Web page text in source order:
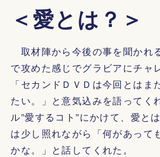
＜愛とは？＞
取材陣から今後の事を聞かれ
で攻めた感じでグラビアにチャ
「セカンドＤＶＤは今回とはま
たい。」と意気込みを語ってく
ル”愛するコト”にかけて、愛と
は少し照れながら「何があって
かな。」と話してくれた。